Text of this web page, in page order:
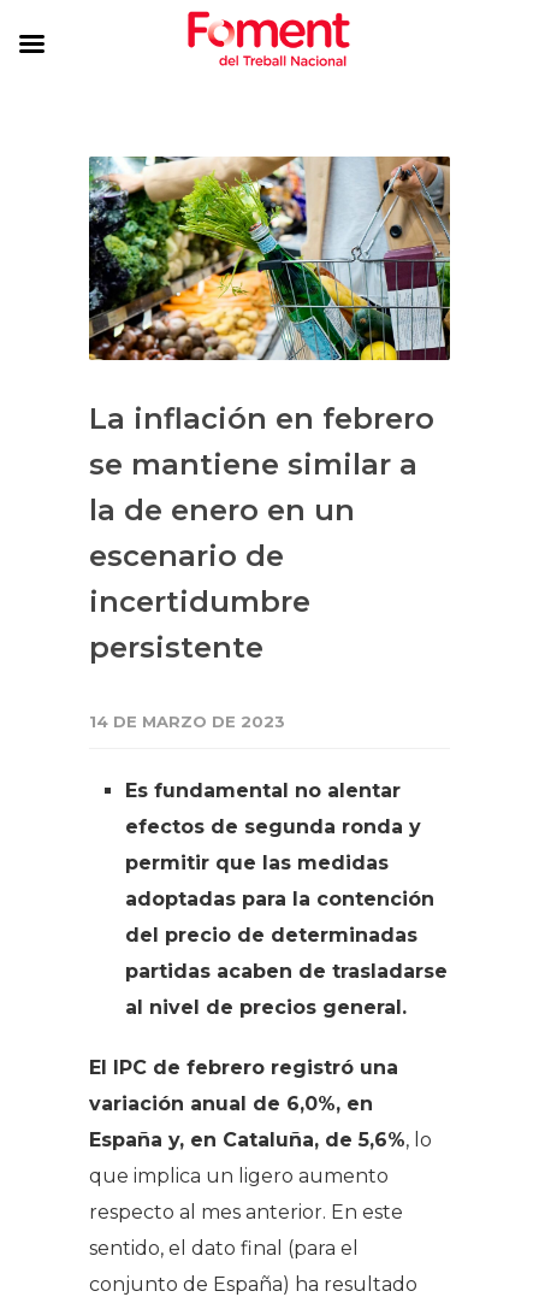
La inflación en febrero
se mantiene similar a
la de enero en un
escenario de
incertidumbre
persistente
14 DE MARZO DE 2023
Es fundamental no alentar
efectos de segunda ronda y
permitir que las medidas
adoptadas para la contención
del precio de determinadas
partidas acaben de trasladarse
al nivel de precios general.
El IPC de febrero registró una
variación anual de 6,0%, en
España y, en Cataluña, de 5,6%, lo
que implica un ligero aumento
respecto al mes anterior. En este
sentido, el dato final (para el
conjunto de España) ha resultado